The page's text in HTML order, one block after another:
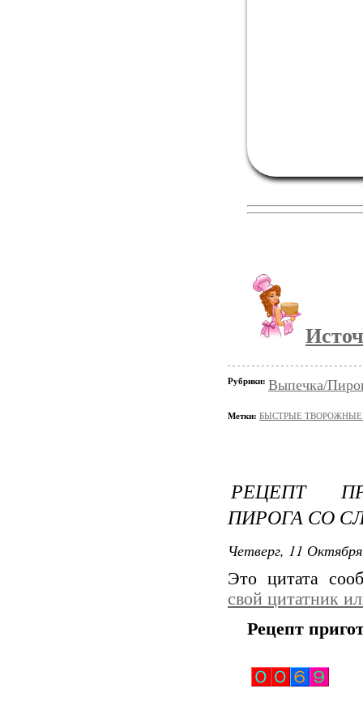
Рубрики: Выпечка/
Метки: БЫСТРЫЕ
РЕЦЕПТ
ПИРОГА СО
Четверг, 11
Это цитата
свой цитатник
Рецепт